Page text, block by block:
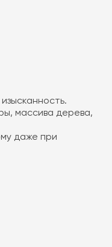
массива дерева,
даже при